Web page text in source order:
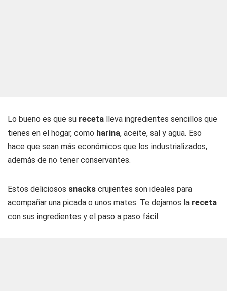
Lo bueno es que su receta lleva ingredientes sencillos que
tienes en el hogar, como harina, aceite, sal y agua. Eso
hace que sean más económicos que los industrializados,
además de no tener conservantes.
Estos deliciosos snacks crujientes son ideales para
acompañar una picada o unos mates. Te dejamos la receta
con sus ingredientes y el paso a paso fácil.